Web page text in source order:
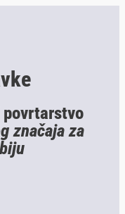
značaja za